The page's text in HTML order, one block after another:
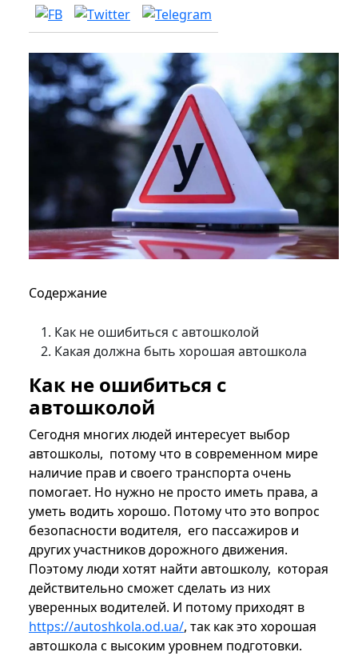
Содержание
Как не ошибиться с автошколой
Какая должна быть хорошая автошкола
Как не ошибиться с
автошколой
Сегодня многих людей интересует выбор
автошколы, потому что в современном мире
наличие прав и своего транспорта очень
помогает. Но нужно не просто иметь права, а
уметь водить хорошо. Потому что это вопрос
безопасности водителя, его пассажиров и
других участников дорожного движения.
Поэтому люди хотят найти автошколу, которая
действительно сможет сделать из них
уверенных водителей. И потому приходят в
https://autoshkola.od.ua/, так как это хорошая
автошкола с высоким уровнем подготовки.